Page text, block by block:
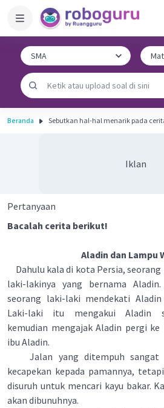
Beranda Sebutkan hal-hal menarik pada
Iklan
Pertanyaan
Bacalah cerita berikut!
Aladin dan Lampu
Dahulu kala di kota Persia,
laki-lakinya yang bernama
seorang laki-laki mendekati
Laki-laki itu mengakui Aladin
kemudian mengajak Aladin pergi
ibu Aladin.
Jalan yang ditempuh sangat
kecapekan kepada pamannya,
disuruh untuk mencari kayu bakar.
akan dibunuhnya.